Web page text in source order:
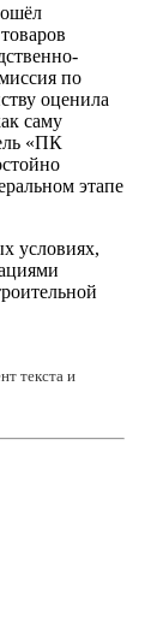
по
оценила
саму
«ПК
этапе
условиях,
текста и